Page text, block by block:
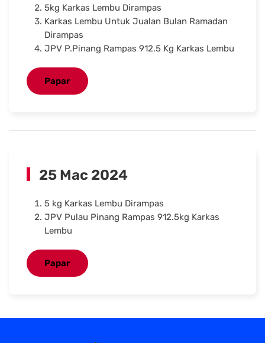
5kg Karkas Lembu Dirampas
Karkas Lembu Untuk Jualan Bulan Ramadan
Dirampas
JPV P.Pinang Rampas 912.5 Kg Karkas Lembu
Papar
25 Mac 2024
5 kg Karkas Lembu Dirampas
JPV Pulau Pinang Rampas 912.5kg Karkas
Lembu
Papar